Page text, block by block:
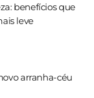
benefícios que
leve
arranha-céu